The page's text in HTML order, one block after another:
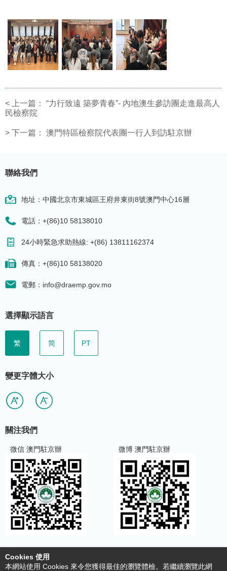
< 上一篇：
“力行致遠 築夢青春”- 內地澳生參訪團走進最高人
民檢察院
> 下一篇： 澳門特區檢察院代表團一行人到訪駐京辦
聯絡我們
地址：中國北京市東城區王府井東街8號澳門中心16層
電話：+(86)10 58138010
24小時緊急求助熱線: +(86) 13811162374
傳真：+(86)10 58138020
電郵：info@draemp.gov.mo
選擇顯示語言
繁 简 PT
變更字體大小
關注我們
微信 澳門駐京辦 微博 澳門駐京辦
Cookies 使用
本網站使用 Cookies 來令您獲得最佳的瀏覽體檢。若繼續瀏覽此網